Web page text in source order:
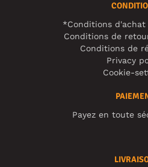
*Conditions
Conditions de
Conditions de
Privacy
Cookie-
Payez en toute